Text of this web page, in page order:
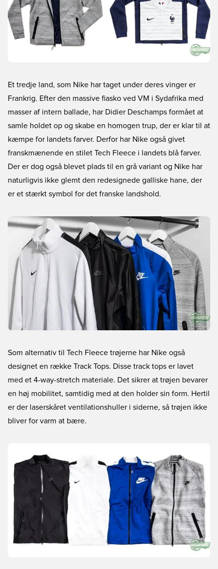
Et tredje land, som Nike har taget under deres vinger er
Frankrig. Efter den massive fiasko ved VM i Sydafrika med
masser af intern ballade, har Didier Deschamps formået at
samle holdet op og skabe en homogen trup, der er klar til at
kæmpe for landets farver. Derfor har Nike også givet
franskmænende en stilet Tech Fleece i landets blå farver.
Der er dog også blevet plads til en grå variant og Nike har
naturligvis ikke glemt den redesignede galliske hane, der
er et stærkt symbol for det franske landshold.
Som alternativ til Tech Fleece trøjerne har Nike også
designet en række Track Tops. Disse track tops er lavet
med et 4-way-stretch materiale. Det sikrer at trøjen bevarer
en høj mobilitet, samtidig med at den holder sin form. Hertil
er der laserskåret ventilationshuller i siderne, så trøjen ikke
bliver for varm at bære.